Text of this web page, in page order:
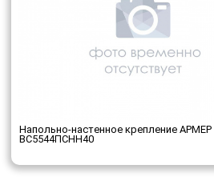
Напольно-настенное крепление АРМЕР
ВС5544ПСНН40